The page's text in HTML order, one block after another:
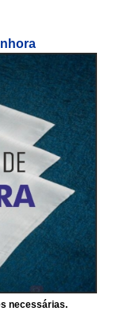
necessárias.